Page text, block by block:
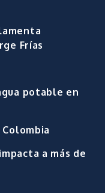
Frías
potable en
a más de